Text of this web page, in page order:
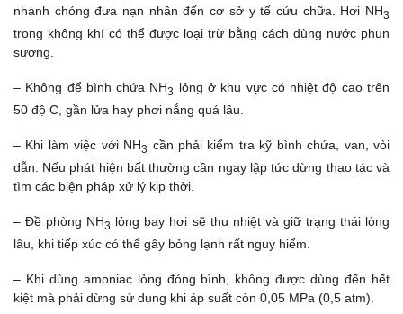
nhanh chóng đưa nạn nhân đến cơ sở y tế cứu chữa. Hơi NH3
trong không khí có thể được loại trừ bằng cách dùng nước phun
sương.
– Không để bình chứa NH3
lỏng ở khu vực có nhiệt độ cao trên
50 độ C, gần lửa hay phơi nắng quá lâu.
– Khi làm việc với NH3 cần phải kiểm tra kỹ bình chứa, van, vòi
dẫn. Nếu phát hiện bất thường cần ngay lập tức dừng thao tác và
tìm các biện pháp xử lý kịp thời.
– Đề phòng NH3 lỏng bay hơi sẽ thu nhiệt và giữ trạng thái lỏng
lâu, khi tiếp xúc có thể gây bỏng lạnh rất nguy hiểm.
– Khi dùng amoniac lỏng đóng bình, không được dùng đến hết
kiệt mà phải dừng sử dụng khi áp suất còn 0,05 MPa (0,5 atm).